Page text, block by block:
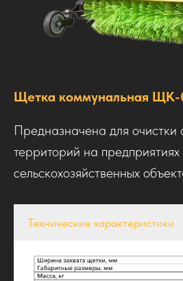
Щетка коммунальная
Предназначена для очистки
территорий на предприятиях
сельскохозяйственных